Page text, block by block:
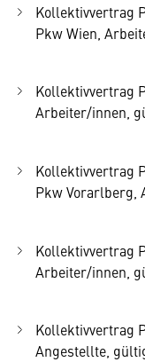
Kollektivvertrag
Pkw Wien,
Kollektivvertrag
Arbeiter/innen,
Kollektivvertrag
Pkw Vorarlberg,
Kollektivvertrag
Arbeiter/innen,
Kollektivvertrag
Angestellte,